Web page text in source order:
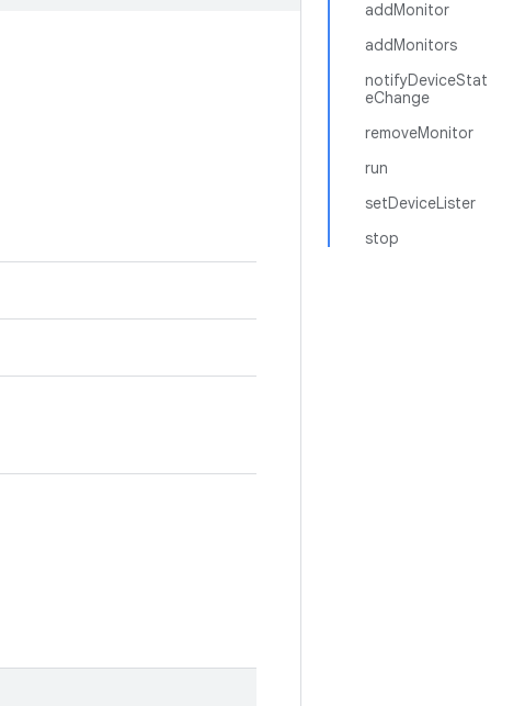
addMonitor
addMonitors
notifyDeviceStat
eChange
removeMonitor
run
setDeviceLister
stop